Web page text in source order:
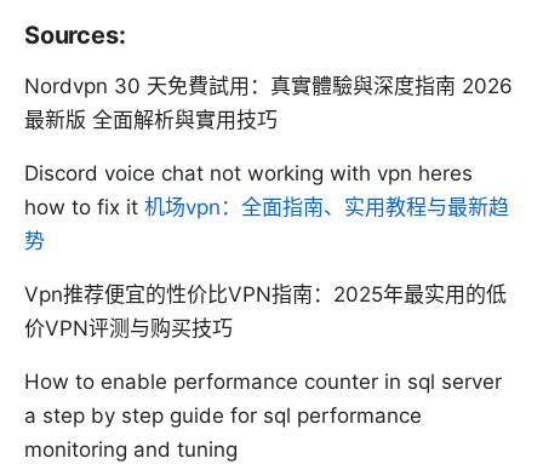
Sources:
Nordvpn 30 天免費試用：真實體驗與深度指南 2026
最新版 全面解析與實用技巧
Discord voice chat not working with vpn heres
how to fix it 机场vpn：全面指南、实用教程与最新趋
势
Vpn推荐便宜的性价比VPN指南：2025年最实用的低
价VPN评测与购买技巧
How to enable performance counter in sql server
a step by step guide for sql performance
monitoring and tuning